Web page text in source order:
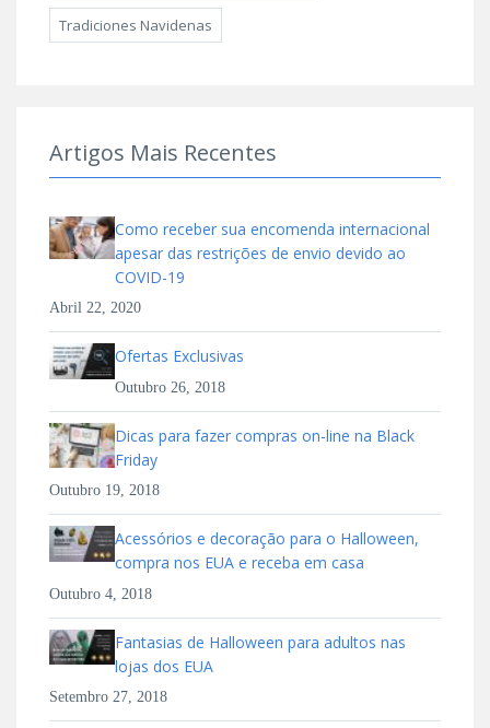
Tradiciones Navidenas
Artigos Mais Recentes
Como receber sua encomenda internacional
apesar das restrições de envio devido ao
COVID-19
Abril 22, 2020
Ofertas Exclusivas
Outubro 26, 2018
Dicas para fazer compras on-line na Black
Friday
Outubro 19, 2018
Acessórios e decoração para o Halloween,
compra nos EUA e receba em casa
Outubro 4, 2018
Fantasias de Halloween para adultos nas
lojas dos EUA
Setembro 27, 2018